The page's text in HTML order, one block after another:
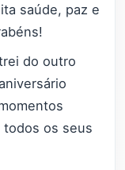
saúde, paz e
do outro
todos os seus